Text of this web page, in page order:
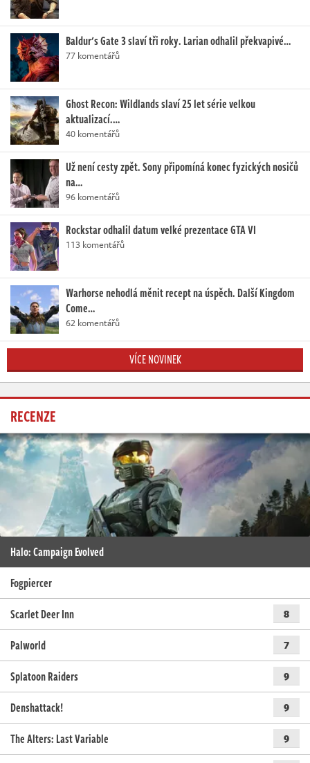
Baldur's Gate 3 slaví tři roky. Larian odhalil překvapivé…
77 komentářů
Ghost Recon: Wildlands slaví 25 let série velkou
aktualizací.…
40 komentářů
Už není cesty zpět. Sony připomíná konec fyzických nosičů
na…
96 komentářů
Rockstar odhalil datum velké prezentace GTA VI
113 komentářů
Warhorse nehodlá měnit recept na úspěch. Další Kingdom
Come…
62 komentářů
VÍCE NOVINEK
RECENZE
Halo: Campaign Evolved
Fogpiercer
Scarlet Deer Inn
8
Palworld 7
Splatoon Raiders 9
Denshattack! 9
The Alters: Last Variable 9